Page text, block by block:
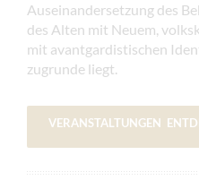
Auseinandersetzung des
des Alten mit Neuem,
mit avantgardistischen
zugrunde liegt.
VERANSTALTUNGEN